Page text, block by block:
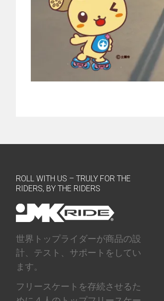
ROLL WITH US – TRULY FOR THE
RIDERS, BY THE RIDERS
世界トップライダーが商品の設
計、テスト、サポートをしてい
ます。
フリースケートを存続させるた